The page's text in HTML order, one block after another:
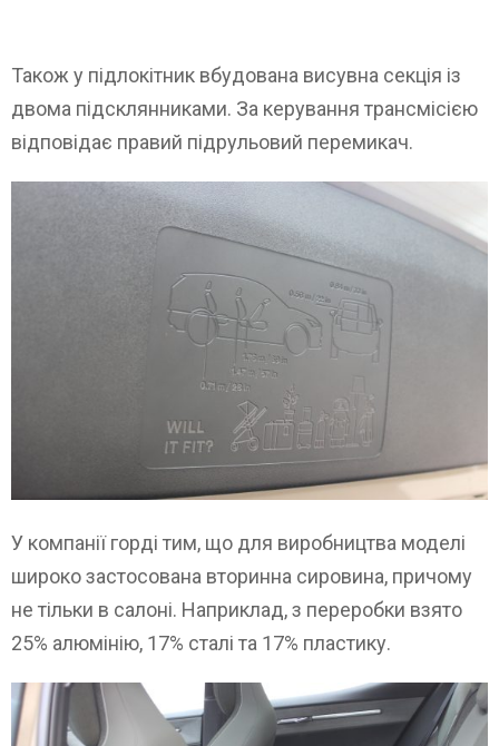
Також у підлокітник вбудована висувна секція із
двома підсклянниками. За керування трансмісією
відповідає правий підрульовий перемикач.
У компанії горді тим, що для виробництва моделі
широко застосована вторинна сировина, причому
не тільки в салоні. Наприклад, з переробки взято
25% алюмінію, 17% сталі та 17% пластику.